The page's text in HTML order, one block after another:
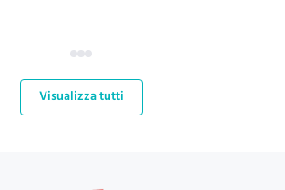
Visualizza tutti